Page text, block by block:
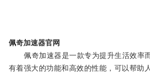
佩奇加速器官网
佩奇加速器是一款专为提升生活效率
有着强大的功能和高效的性能，可以帮助